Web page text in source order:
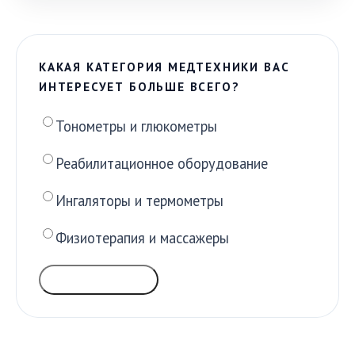
КАКАЯ КАТЕГОРИЯ МЕДТЕХНИКИ ВАС
ИНТЕРЕСУЕТ БОЛЬШЕ ВСЕГО?
Тонометры и глюкометры
Реабилитационное оборудование
Ингаляторы и термометры
Физиотерапия и массажеры